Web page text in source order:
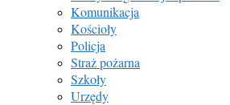
Komunikacja
Kościoły
Policja
Straż pożarna
Szkoły
Urzędy